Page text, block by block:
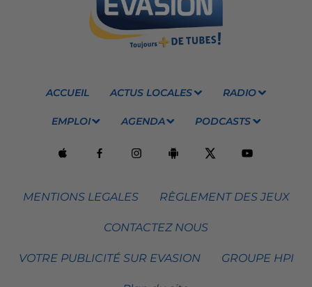
ACCUEIL ACTUS LOCALES RADIO
EMPLOI AGENDA PODCASTS
MENTIONS LEGALES RÈGLEMENT DES JEUX
CONTACTEZ NOUS
VOTRE PUBLICITÉ SUR EVASION GROUPE HPI